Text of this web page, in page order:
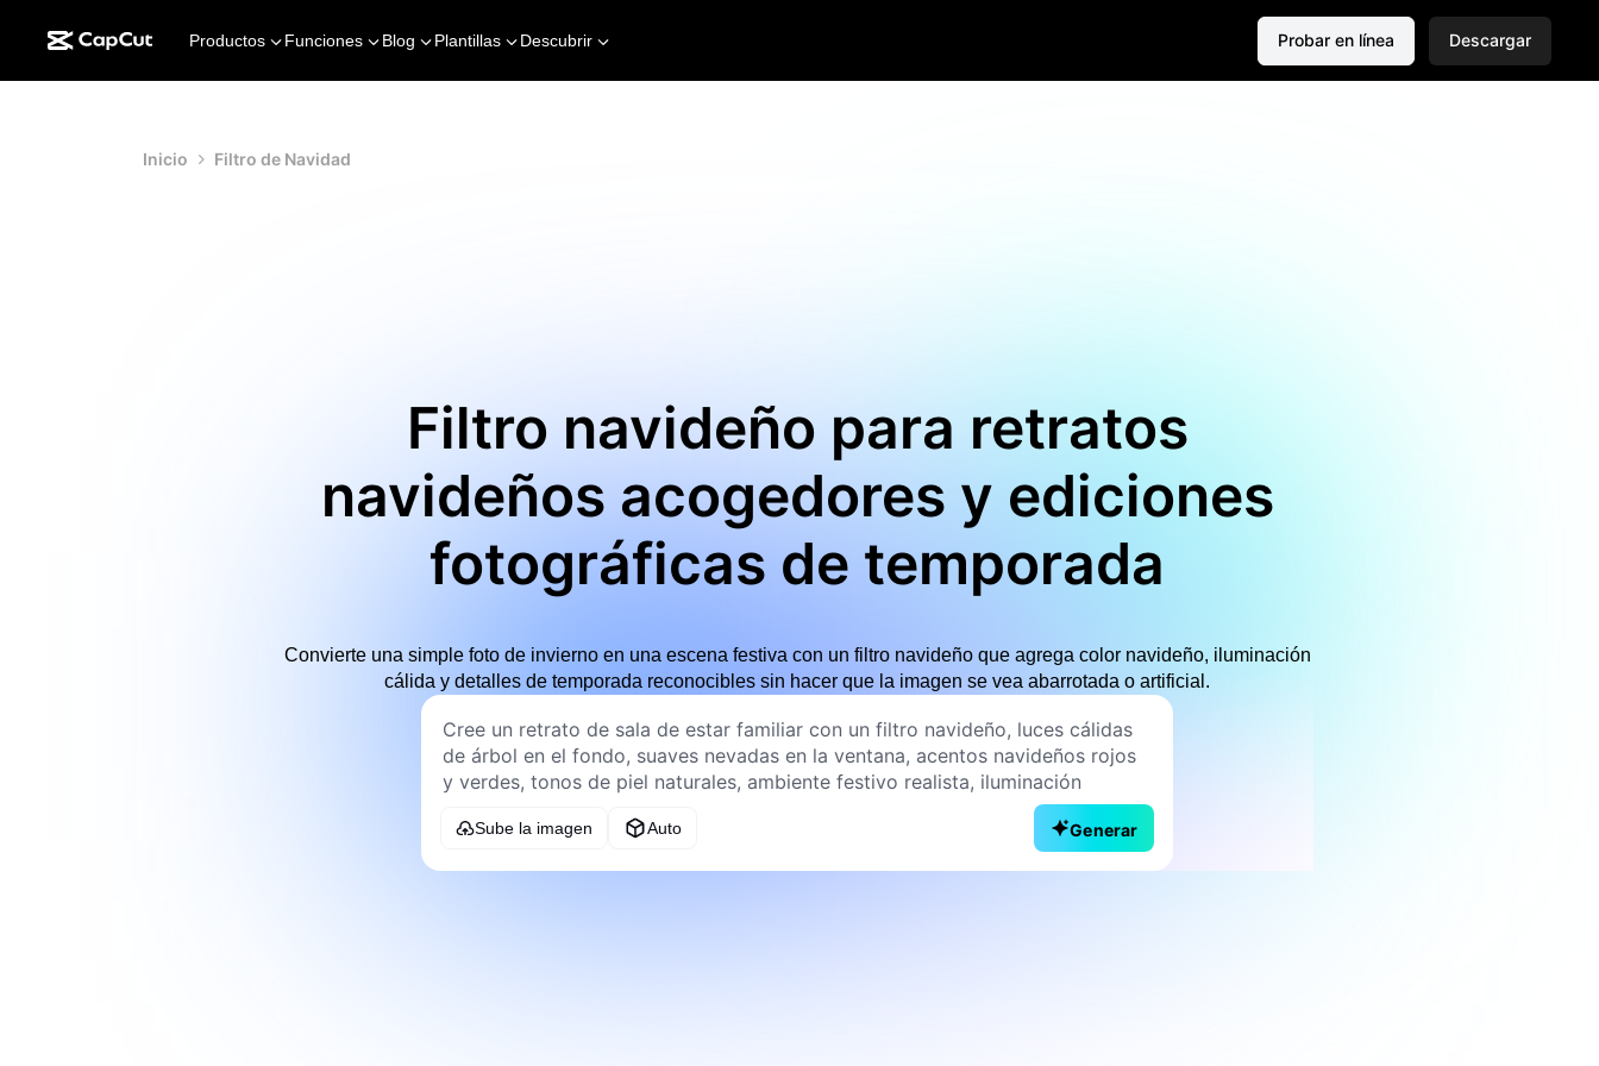
Productos Funciones Blog Plantillas Descubrir Probar en línea Descargar
Inicio Filtro de Navidad
Filtro navideño para retratos
navideños acogedores y ediciones
fotográficas de temporada
Convierte una simple foto de invierno en una escena festiva con un filtro navideño que agrega color navideño, iluminación
cálida y detalles de temporada reconocibles sin hacer que la imagen se vea abarrotada o artificial.
Sube la imagen Auto Generar